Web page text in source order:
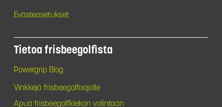
Evästeasetukset
Tietoa frisbeegolfista
Powergrip Blog
Vinkkejä frisbeegolfaajalle
Apua frisbeegolfkiekon valintaan